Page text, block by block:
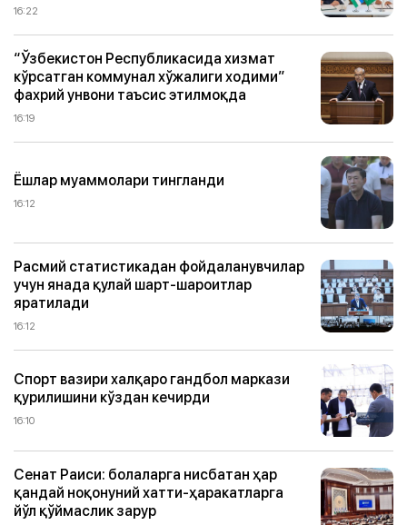
16:22
“Ўзбекистон Республикасида хизмат
кўрсатган коммунал хўжалиги ходими”
фахрий унвони таъсис этилмоқда
16:19
Ёшлар муаммолари тингланди
16:12
Расмий статистикадан фойдаланувчилар
учун янада қулай шарт-шароитлар
яратилади
16:12
Спорт вазири халқаро гандбол маркази
қурилишини кўздан кечирди
16:10
Сенат Раиси: болаларга нисбатан ҳар
қандай ноқонуний хатти-ҳаракатларга
йўл қўймаслик зарур